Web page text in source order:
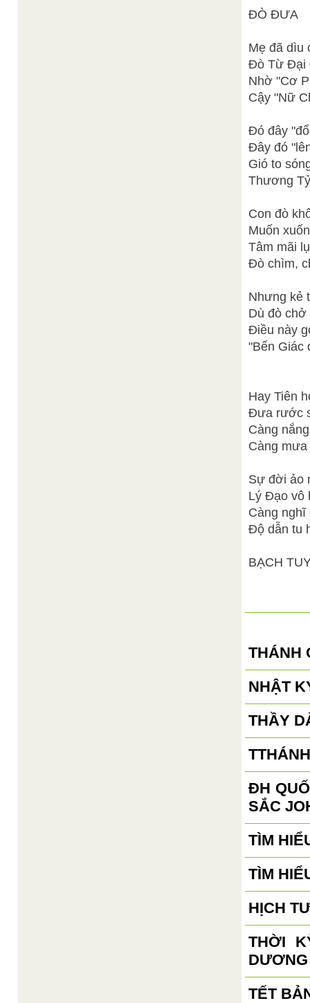
ĐÒ ĐƯA
Mẹ đã dìu
Đò Từ Đại
Nhờ "Cơ
Cậy "Nữ
Đó đây
Đây đó
Gió to
Thương
Con đò
Muốn
Tâm mãi
Đò chìm,
Nhưng kẻ
Dù đò chở
Điều này
"Bến Giác
Hay Tiên
Đưa rước
Càng
Càng
Sự đời ảo
Lý Đạo vô
Càng nghĩ
Độ dẫn tu
BẠCH
THÁNH
NHẬT
THẦY
ĐH
SẮC
TÌM
TÌM
HỊCH
THỜI
TẾT